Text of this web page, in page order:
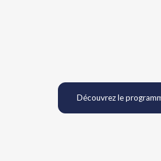
Découvrez le